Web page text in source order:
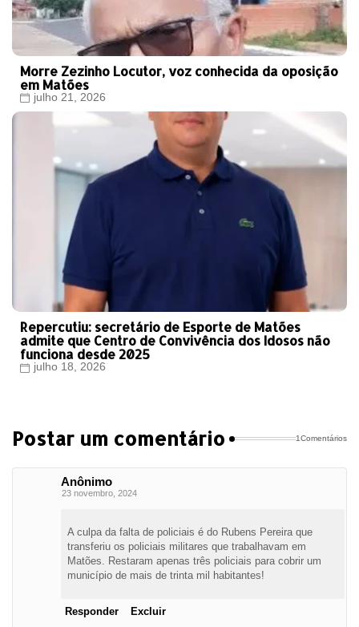
Morre Zezinho Locutor, voz conhecida da oposição
em Matões
julho 21, 2026
Repercutiu: secretário de Esporte de Matões
admite que Centro de Convivência dos Idosos não
funciona desde 2025
julho 18, 2026
Postar um comentário 1Comentários
Anônimo
23 novembro, 2024
A culpa da falta de policiais é do Rubens Pereira que
transferiu os policiais militares que trabalhavam em
Matões. Restaram apenas três policiais para cobrir um
município de mais de trinta mil habitantes!
Responder Excluir